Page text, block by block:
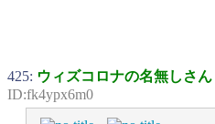
425: ウィズコロナの名無しさん
ID:fk4ypx6m0